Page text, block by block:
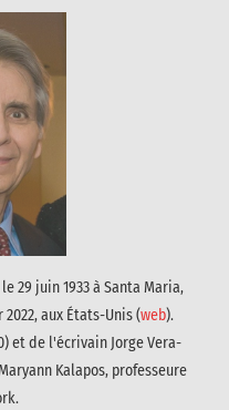
29 juin 1933 à Santa Maria,
aux États-Unis (web).
et de l'écrivain Jorge Vera-
Kalapos, professeure